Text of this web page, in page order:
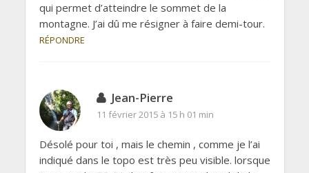
qui permet d’atteindre le sommet de la
montagne. J’ai dû me résigner à faire demi-tour.
RÉPONDRE
Jean-Pierre
11 février 2015 à 15 h 01 min
Désolé pour toi , mais le chemin , comme je l’ai
indiqué dans le topo est très peu visible. lorsque